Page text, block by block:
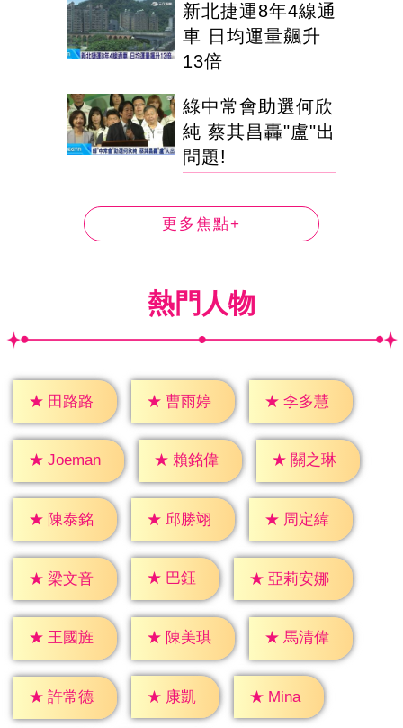
新北捷運8年4線通
車 日均運量飆升
13倍
綠中常會助選何欣
純 蔡其昌轟"盧"出
問題!
更多焦點+
熱門人物
★ 田路路 ★ 曹雨婷 ★ 李多慧
★ Joeman ★ 賴銘偉 ★ 關之琳
★ 陳泰銘 ★ 邱勝翊 ★ 周定緯
★ 梁文音 ★ 巴鈺 ★ 亞莉安娜
★ 王國旌 ★ 陳美琪 ★ 馬清偉
★ 許常德 ★ 康凱 ★ Mina